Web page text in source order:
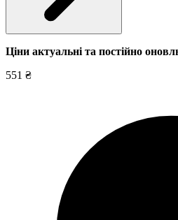
Ціни актуальні та постійно оновл
551 ₴